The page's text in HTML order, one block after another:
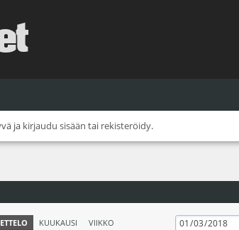
ja kirjaudu sisään tai rekisteröidy.
KUUKAUSI VIIKKO